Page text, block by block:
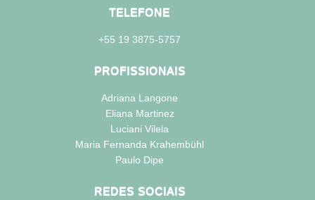
TELEFONE
+55 19 3875-5757
PROFISSIONAIS
Adriana Langone
Eliana Martinez
Luciani Vilela
Maria Fernanda Krahembühl
Paulo Dipe
REDES SOCIAIS